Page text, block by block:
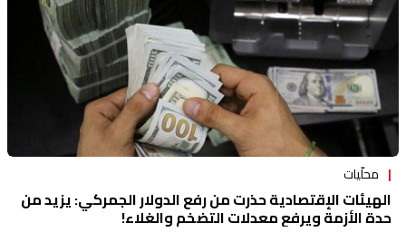
محلّيات
الهيئات الإقتصادية حذرت من رفع الدولار الجمركي: يزيد من
حدة الأزمة ويرفع معدلات التضخم والغلاء!